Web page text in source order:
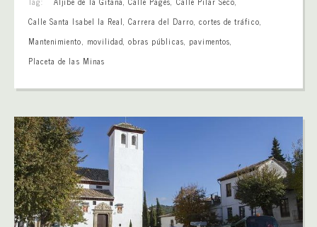
Calle Santa Isabel la Real,Carrera del Darro, cortes de tráfico,
Mantenimiento, movilidad,obras públicas, pavimentos,
Placeta de las Minas